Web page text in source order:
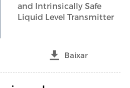
and Intrinsically Safe
Liquid Level Transmitter
 Baixar